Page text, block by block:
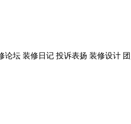
坛 装修日记 投诉表扬 装修设计